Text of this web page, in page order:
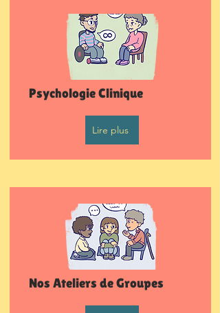
Psychologie Clinique
Lire plus
Nos Ateliers de Groupes